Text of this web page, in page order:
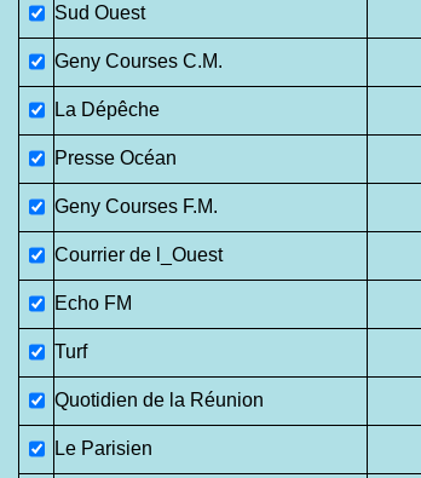
Sud Ouest
Geny Courses C.M.
La Dépêche
Presse Océan
Geny Courses F.M.
Courrier de l_Ouest
Echo FM
Turf
Quotidien de la Réunion
Le Parisien